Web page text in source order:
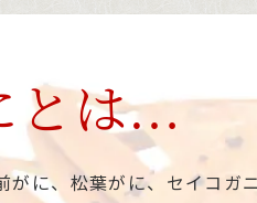
とは…
がに、松葉がに、セイコ